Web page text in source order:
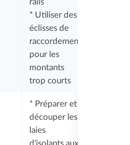
* Utiliser des
éclisses de
raccordement
pour les
montants
trop courts
* Préparer et
découper les
laies
d'isolants aux